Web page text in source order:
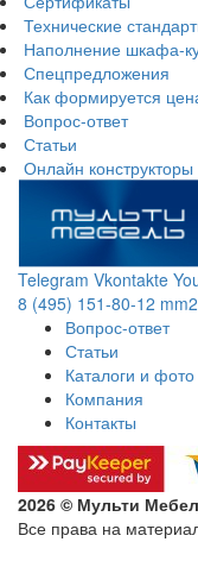
Технические
Наполнение шкафа-
Спецпредложения
Как формируется
Вопрос-ответ
Статьи
Онлайн конструкторы
Telegram Vkontakte
8 (495) 151-80-12
Вопрос-ответ
Статьи
Каталоги и фото
Компания
Контакты
2026 © Мульти
Все права на